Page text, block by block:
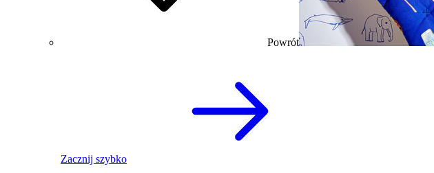
Powrót
Zacznij szybko